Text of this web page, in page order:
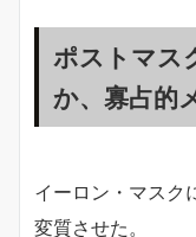
ポストマス
か、寡占的
イーロン・マスク
変質させた。